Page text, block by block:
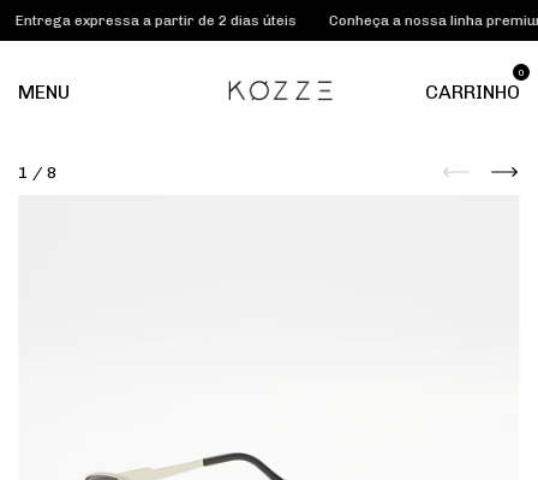
expressa a partir de 2 dias úteis Conheça a nossa linha premium
MENU CARRINHO
0
1 / 8